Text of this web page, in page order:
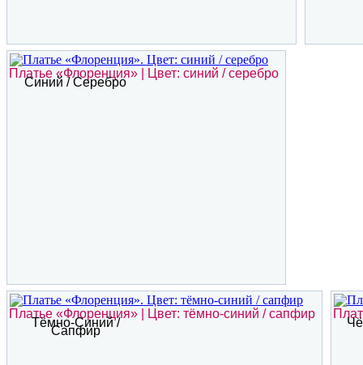
Платье «Флоренция» | Цвет: синий / серебро
Синий / Серебро
Платье «Флоренция» | Цвет: тёмно-синий / сапфир
Тёмно-Синий /
Сапфир